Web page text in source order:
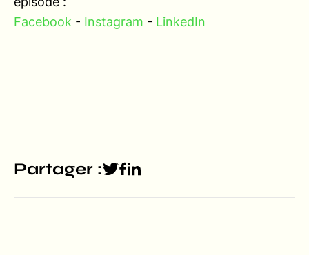
Facebook - Instagram - LinkedIn
Partager :